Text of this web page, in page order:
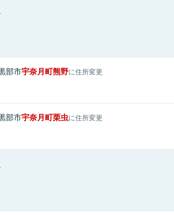
部市宇奈月町熊野に住所変更
部市宇奈月町栗虫に住所変更